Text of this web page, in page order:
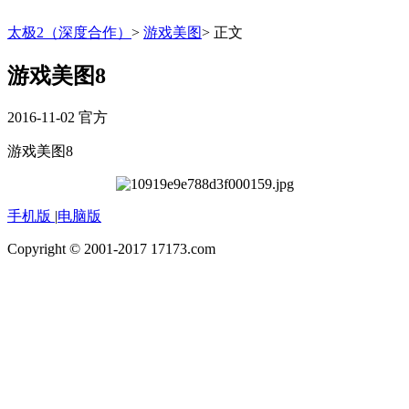
太极2（深度合作） > 游戏美图> 正文
游戏美图8
2016-11-02 官方
游戏美图8
手机版 |电脑版
Copyright © 2001-2017 17173.com